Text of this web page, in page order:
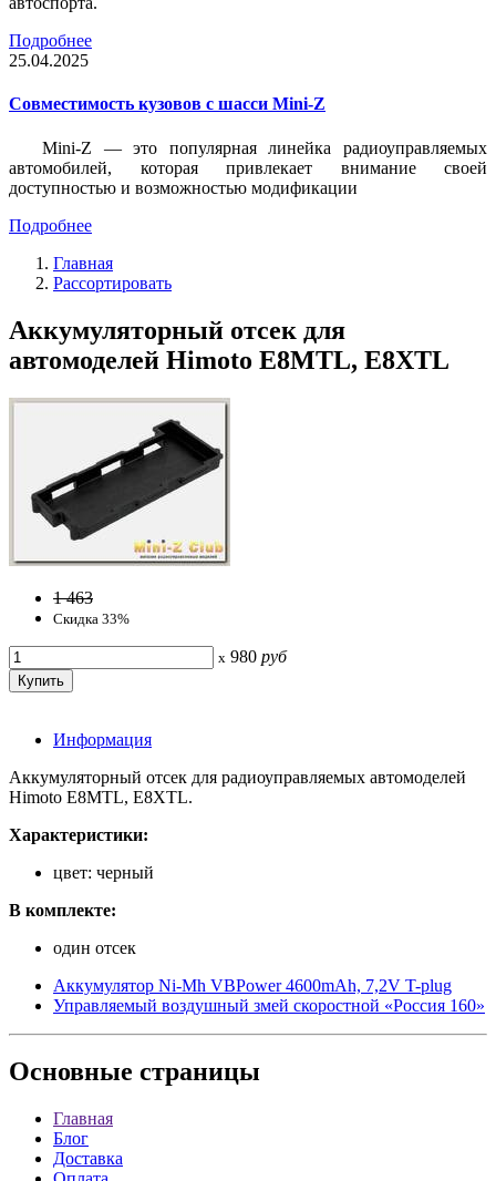
Подробнее
25.04.2025
Совместимость кузовов с шасси Mini-Z
Mini-Z — это популярная линейка радиоуправляемых
автомобилей, которая привлекает внимание своей
доступностью и возможностью модификации
Подробнее
Главная
Рассортировать
Аккумуляторный отсек для
автомоделей Himoto E8MTL, E8XTL
1 463
Скидка 33%
x 980 руб
Информация
Аккумуляторный отсек для радиоуправляемых автомоделей
Himoto E8MTL, E8XTL.
Характеристики:
цвет: черный
В комплекте:
один отсек
Аккумулятор Ni-Mh VBPower 4600mAh, 7,2V T-plug
Управляемый воздушный змей скоростной «Россия 160»
Основные страницы
Главная
Блог
Доставка